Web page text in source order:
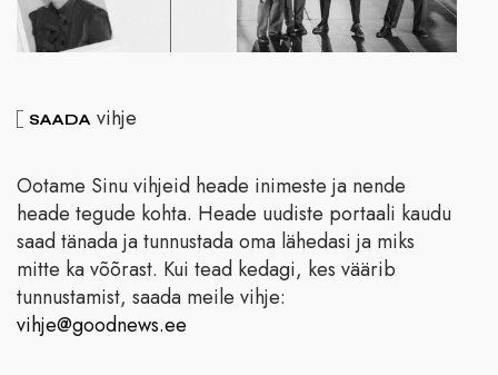
SAADA vihje
Ootame Sinu vihjeid heade inimeste ja nende
heade tegude kohta. Heade uudiste portaali kaudu
saad tänada ja tunnustada oma lähedasi ja miks
mitte ka võõrast. Kui tead kedagi, kes väärib
tunnustamist, saada meile vihje:
vihje@goodnews.ee